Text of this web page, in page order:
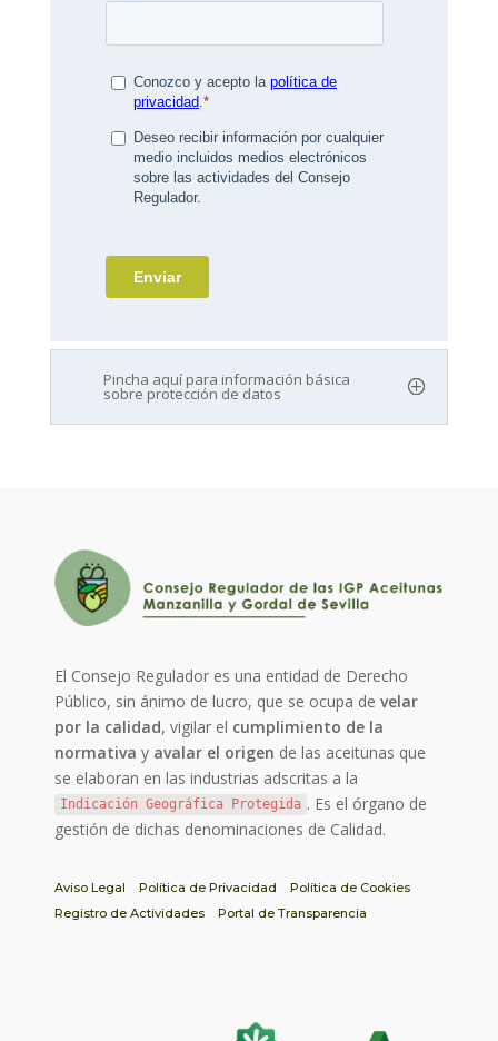
Pincha aquí para información básica
sobre protección de datos
El Consejo Regulador es una entidad de Derecho
Público, sin ánimo de lucro, que se ocupa develar
por la calidad, vigilar el cumplimiento de la
normativa y avalar el origen de las aceitunas que
se elaboran en las industrias adscritas a la
Indicación Geográfica Protegida . Es el órgano de
gestión de dichas denominaciones de Calidad.
Aviso Legal Política de Privacidad
Política de Cookies
Registro de Actividades
Portal de Transparencia